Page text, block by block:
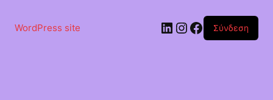
περιεχόμενο
WordPress site Linkedin
Instagram
Facebook
Σύνδεση